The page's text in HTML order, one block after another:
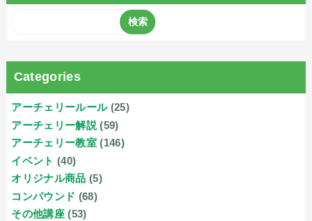
Categories
アーチェリールール (25)
アーチェリー解説 (59)
アーチェリー教室 (146)
イベント (40)
オリジナル商品 (5)
コンパウンド (68)
その他講座 (53)